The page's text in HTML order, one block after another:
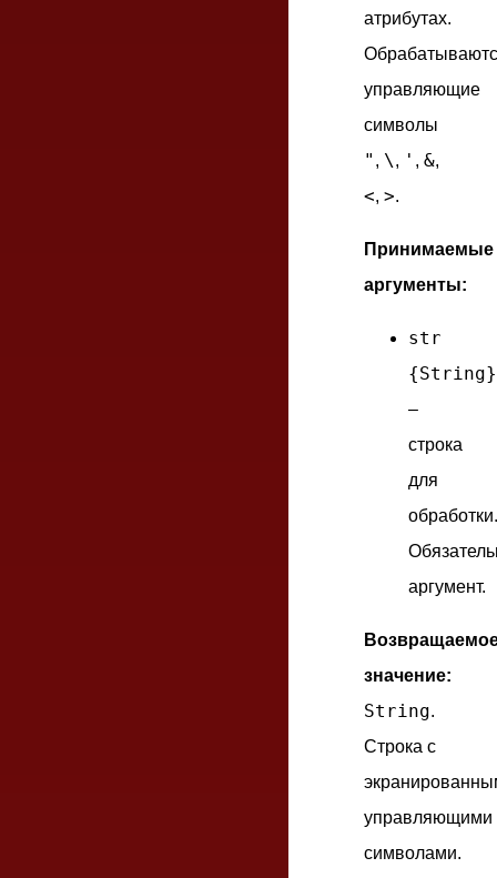
атрибутах.
управляющие
символы
" , \, ' , &,
<, >.
Принимаемые
аргументы:
str
{String}
–
строка
для
обработки.
аргумент.
значение:
String.
Строка с
управляющими
символами.